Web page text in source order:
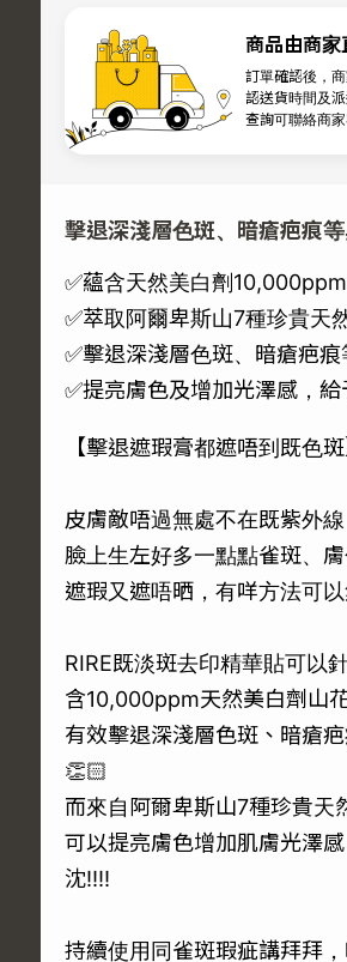
商品由商家
訂單確認後，
認送貨時間及
查詢可聯絡商家
擊退深淺層色斑、暗瘡疤痕
✅蘊含天然美白劑
✅萃取阿爾卑斯山7種珍貴天
✅擊退深淺層色斑、暗瘡疤痕
✅提亮膚色及增加光澤感，
【擊退遮瑕膏都遮唔到既色斑
皮膚敵唔過無處不在既紫外線
臉上生左好多一點點雀斑、
遮瑕又遮唔晒，有咩方法可
RIRE既淡斑去印精華貼可以
含10,000ppm天然美白劑山
有效擊退深淺層色斑、暗瘡
👏🏻
而來自阿爾卑斯山7種珍貴天
可以提亮膚色增加肌膚光澤
沈‼️‼️
持續使用同雀斑瑕疵講拜拜